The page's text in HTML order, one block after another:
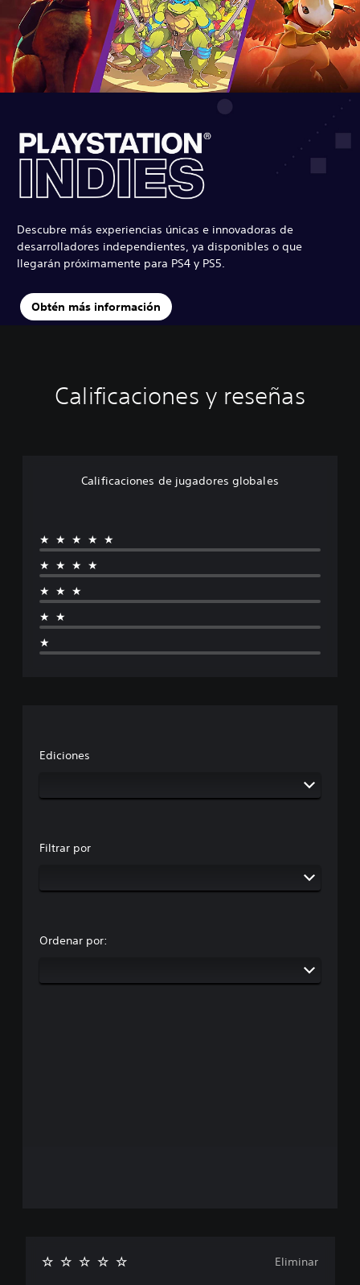
Descubre más experiencias únicas e innovadoras de
desarrolladores independientes, ya disponibles o que
llegarán próximamente para PS4 y PS5.
Obtén más información
Calificaciones y reseñas
Calificaciones de jugadores globales
★★★★★
★★★★
★★★
★★
★
Ediciones
Filtrar por
Ordenar por:
Eliminar